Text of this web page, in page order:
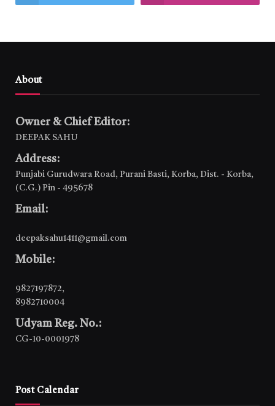
About
Owner & Chief Editor:
DEEPAK SAHU
Address:
Punjabi Gurudwara Road, Purani Basti, Korba, Dist. - Korba,
(C.G.) Pin - 495678
Email:
deepaksahu1411@gmail.com
Mobile:
9827197872,
8982710004
Udyam Reg. No.:
CG-10-0001978
Post Calendar